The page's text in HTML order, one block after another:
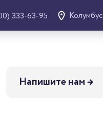
333-63-95 Колумбус
Напишите нам →